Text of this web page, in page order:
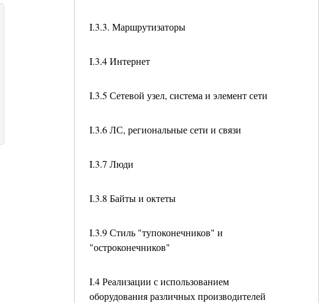
I.3.3. Маршрутизаторы
I.3.4 Интернет
I.3.5 Сетевой узел, система и элемент сети
I.3.6 ЛС, региональные сети и связи
I.3.7 Люди
I.3.8 Байты и октеты
I.3.9 Стиль "тупоконечников" и
"остроконечников"
I.4 Реализации с использованием
оборудования различных производителей